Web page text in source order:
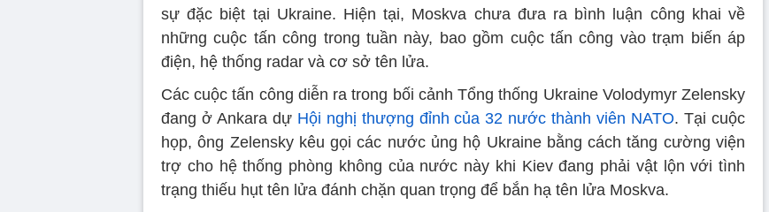
sự đặc biệt tại Ukraine. Hiện tại, Moskva chưa đưa ra bình luận công khai về
những cuộc tấn công trong tuần này, bao gồm cuộc tấn công vào trạm biến áp
điện, hệ thống radar và cơ sở tên lửa.
Các cuộc tấn công diễn ra trong bối cảnh Tổng thống Ukraine Volodymyr Zelensky
đang ở Ankara dự Hội nghị thượng đỉnh của 32 nước thành viên NATO. Tại cuộc
họp, ông Zelensky kêu gọi các nước ủng hộ Ukraine bằng cách tăng cường viện
trợ cho hệ thống phòng không của nước này khi Kiev đang phải vật lộn với tình
trạng thiếu hụt tên lửa đánh chặn quan trọng để bắn hạ tên lửa Moskva.